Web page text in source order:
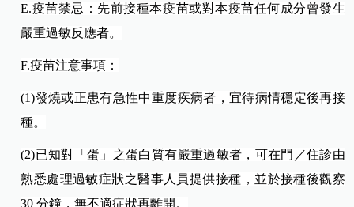
E.疫苗禁忌：先前接種本疫苗或對本疫苗任何成分曾發生
嚴重過敏反應者。
F.疫苗注意事項：
(1)發燒或正患有急性中重度疾病者，宜待病情穩定後再接
種。
(2)已知對「蛋」之蛋白質有嚴重過敏者，可在門／住診由
熟悉處理過敏症狀之醫事人員提供接種，並於接種後觀察
30 分鐘，無不適症狀再離開。